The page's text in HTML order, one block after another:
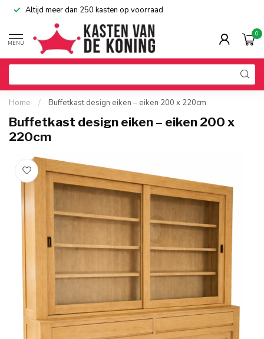
Altijd meer dan 250 kasten op voorraad
MENU
0
Home / Buffetkast design eiken – eiken 200 x 220cm
Buffetkast design eiken – eiken 200 x
220cm